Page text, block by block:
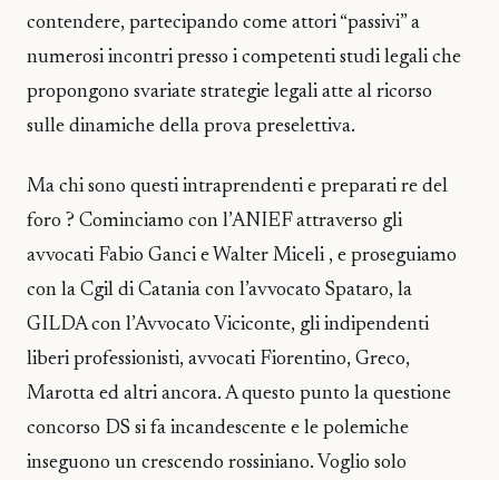
contendere, partecipando come attori “passivi” a
numerosi incontri presso i competenti studi legali che
propongono svariate strategie legali atte al ricorso
sulle dinamiche della prova preselettiva.
Ma chi sono questi intraprendenti e preparati re del
foro ? Cominciamo con l’ANIEF attraverso gli
avvocati Fabio Ganci e Walter Miceli , e proseguiamo
con la Cgil di Catania con l’avvocato Spataro, la
GILDA con l’Avvocato Viciconte, gli indipendenti
liberi professionisti, avvocati Fiorentino, Greco,
Marotta ed altri ancora. A questo punto la questione
concorso DS si fa incandescente e le polemiche
inseguono un crescendo rossiniano. Voglio solo